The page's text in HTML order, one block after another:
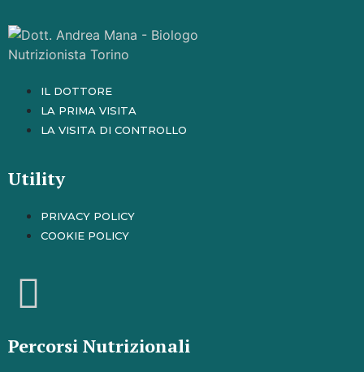
IL DOTTORE
LA PRIMA VISITA
LA VISITA DI CONTROLLO
Utility
PRIVACY POLICY
COOKIE POLICY
Percorsi Nutrizionali